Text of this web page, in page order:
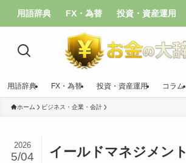
用語辞典 FX・為替 投資・資産運用
用語辞典 FX・為替 投資・資産運用 コラム
ホーム ビジネス・企業・会計
イールドマネジメント
2026
5/04